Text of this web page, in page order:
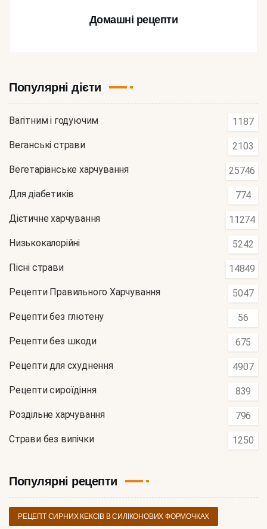
Домашні рецепти
Популярні дієти
Вагітним і годуючим 1187
Веганські страви 2103
Вегетаріанське харчування 25746
Для діабетиків 774
Дієтичне харчування 11274
Низькокалорійні 5242
Пісні страви 14849
Рецепти Правильного Харчування 5047
Рецепти без глютену 56
Рецепти без шкоди 675
Рецепти для схуднення 4907
Рецепти сироїдіння 839
Роздільне харчування 796
Страви без випічки 1250
Популярні рецепти
РЕЦЕПТ СИРНИХ КЕКСІВ В СИЛІКОНОВИХ ФОРМОЧКАХ